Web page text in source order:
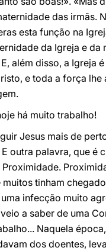
das irmãs.
esta função na
da Igreja e
além disso, a
e toda a força
há muito trabalho!
Jesus mais de
outra palavra, que é
tinham
infecção muito
a saber de uma
Naquela
dos doentes,